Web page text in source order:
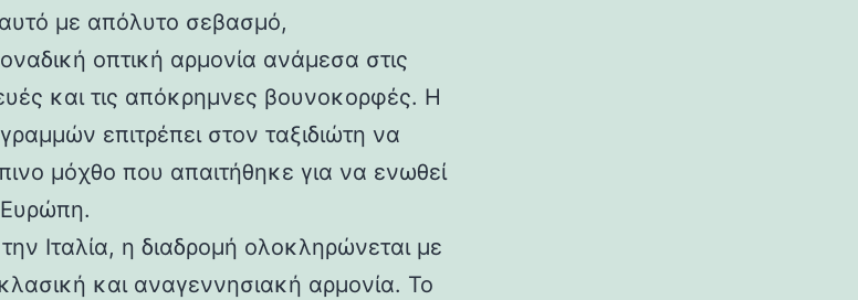
με απόλυτο σεβασμό,
οπτική αρμονία ανάμεσα στις
και τις απόκρημνες βουνοκορφές. Η
επιτρέπει στον ταξιδιώτη να
μόχθο που απαιτήθηκε για να ενωθεί
Ευρώπη.
Ιταλία, η διαδρομή ολοκληρώνεται με
και αναγεννησιακή αρμονία. Το